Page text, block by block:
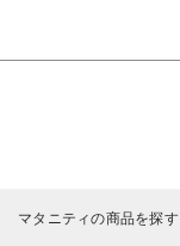
マタニティの商品を探す